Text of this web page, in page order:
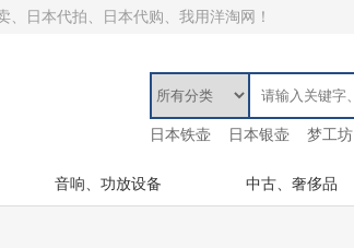
、日本代拍、日本代购、我用洋淘网！
日本铁壶 日本银壶 梦工坊
音响、功放设备 中古、奢侈品